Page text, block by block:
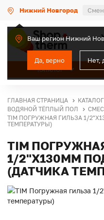
Нижний Новгород
Ваш регион Нижний
Да, верно Нет,
КАТАЛОГ
ГЛАВНАЯ СТРАНИЦА КАТАЛОГ
ВОДЯНОЙ ТЁПЛЫЙ ПОЛ
TIM ПОГРУЖНАЯ ГИЛЬЗА 1/
ТЕМПЕРАТУРЫ)
TIM
1/2"Х130ММ
(ДАТЧИКА